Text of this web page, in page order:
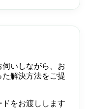
いしながら、お
解決方法をご提
をお渡しします